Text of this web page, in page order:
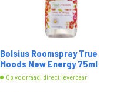
Bolsius Roomspray True
Moods New Energy 75ml
Op voorraad: direct leverbaar